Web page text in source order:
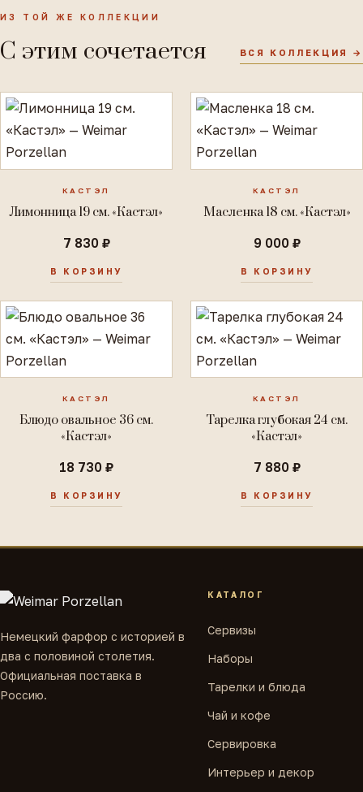
ИЗ ТОЙ ЖЕ КОЛЛЕКЦИИ
С этим сочетается ВСЯ КОЛЛЕКЦИЯ →
КАСТЭЛ
Лимонница 19 см. «Кастэл»
7 830 ₽
В КОРЗИНУ
КАСТЭЛ
Масленка 18 см. «Кастэл»
9 000 ₽
В КОРЗИНУ
КАСТЭЛ
Блюдо овальное 36 см.
«Кастэл»
18 730 ₽
В КОРЗИНУ
КАСТЭЛ
Тарелка глубокая 24 см.
«Кастэл»
7 880 ₽
В КОРЗИНУ
Немецкий фарфор с историей в
два с половиной столетия.
Официальная поставка в
Россию.
КАТАЛОГ
Сервизы
Наборы
Тарелки и блюда
Чай и кофе
Сервировка
Интерьер и декор